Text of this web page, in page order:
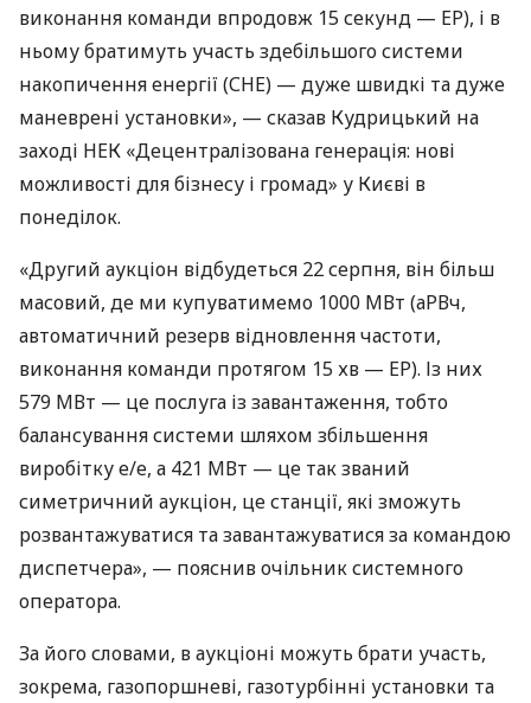
виконання команди впродовж 15 секунд — ЕР), і в
ньому братимуть участь здебільшого системи
накопичення енергії (СНЕ) — дуже швидкі та дуже
маневрені установки», — сказав Кудрицький на
заході НЕК «Децентралізована генерація: нові
можливості для бізнесу і громад» у Києві в
понеділок.
«Другий аукціон відбудеться 22 серпня, він більш
масовий, де ми купуватимемо 1000 МВт (аРВч,
автоматичний резерв відновлення частоти,
виконання команди протягом 15 хв — ЕР). Із них
579 МВт — це послуга із завантаження, тобто
балансування системи шляхом збільшення
виробітку е/е, а 421 МВт — це так званий
симетричний аукціон, це станції, які зможуть
розвантажуватися та завантажуватися за командою
диспетчера», — пояснив очільник системного
оператора.
За його словами, в аукціоні можуть брати участь,
зокрема, газопоршневі, газотурбінні установки та